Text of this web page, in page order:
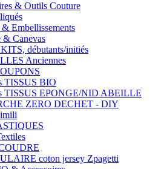
& Outils Couture
Embellissements
Canevas
débutants/initiés
Anciennes
TISSUS BIO
TISSUS EPONGE/NID ABEILLE
ZERO DECHET - DIY
coton jersey Zpagetti